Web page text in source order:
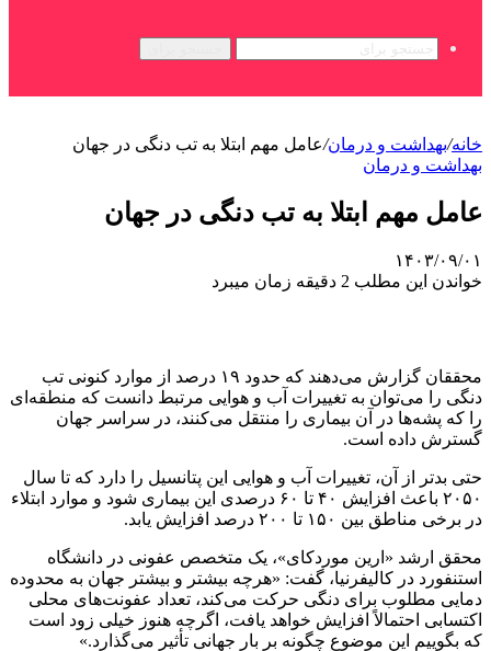
خانه/بهداشت و درمان/عامل مهم ابتلا به تب دنگی در جهان
بهداشت و درمان
عامل مهم ابتلا به تب دنگی در جهان
۱۴۰۳/۰۹/۰۱
خواندن این مطلب 2 دقیقه زمان میبرد
محققان گزارش می‌دهند که حدود ۱۹ درصد از موارد کنونی تب
دنگی را می‌توان به تغییرات آب و هوایی مرتبط دانست که منطقه‌ای
را که پشه‌ها در آن بیماری را منتقل می‌کنند، در سراسر جهان
گسترش داده است.
حتی بدتر از آن، تغییرات آب و هوایی این پتانسیل را دارد که تا سال
۲۰۵۰ باعث افزایش ۴۰ تا ۶۰ درصدی این بیماری شود و موارد ابتلاء
در برخی مناطق بین ۱۵۰ تا ۲۰۰ درصد افزایش یابد.
محقق ارشد «ارین موردکای»، یک متخصص عفونی در دانشگاه
استنفورد در کالیفرنیا، گفت: «هرچه بیشتر و بیشتر جهان به محدوده
دمایی مطلوب برای دنگی حرکت می‌کند، تعداد عفونت‌های محلی
اکتسابی احتمالاً افزایش خواهد یافت، اگرچه هنوز خیلی زود است
که بگوییم این موضوع چگونه بر بار جهانی تأثیر می‌گذارد.»